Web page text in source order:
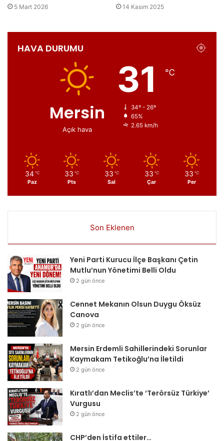
5 Mart 2026 14 Kasım 2025
HAVA DURUMU
Mersin
Açık hava
31 ℃
34º - 26º
65%
2.65 km/h
34 ℃
Paz
33 ℃
Pts
33 ℃
Sal
33 ℃
Çar
33 ℃
Per
Son Eklenen
Yeni Parti Kurucu İlçe Başkanı Çetin
Mutlu’nun Yönetimi Belli Oldu
2 gün önce
Cennet Mekanın Olsun Duygu Öksüz
Canova
2 gün önce
Mersin Erdemli Sahillerindeki Sorunlar
Kaymakam Tetikoğlu’na İletildi
2 gün önce
Kıratlı’dan Meclis’te ‘Terörsüz Türkiye’
Vurgusu
2 gün önce
CHP’den İstifa ettiler…